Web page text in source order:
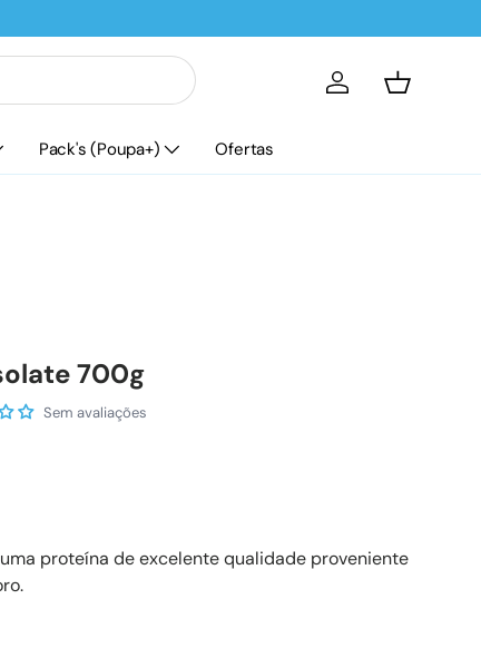
Iniciar sessão
Cesta
Pack's (Poupa+) Ofertas
700g
Sem avaliações
proteína de excelente qualidade proveniente